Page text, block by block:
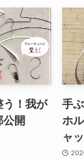
う！我が
公開
手
ホ
ャ